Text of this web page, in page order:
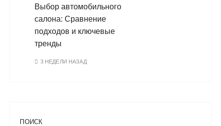
Выбор автомобильного
салона: Сравнение
подходов и ключевые
тренды
3 НЕДЕЛИ НАЗАД
ПОИСК